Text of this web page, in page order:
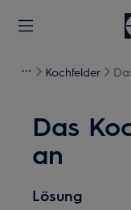
Kochfelder
Das
an
Lösung